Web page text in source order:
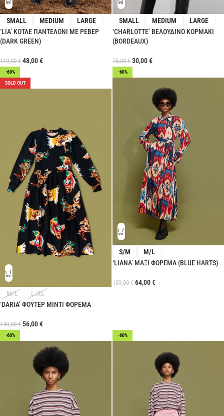
SMALL MEDIUM
LARGE
‘LIA’ ΚΟΤΛΕ ΠΑΝΤΕΛΟΝΙ ΜΕ ΡΕΒΕΡ
(DARK GREEN)
119,00€ 48,00€
SMALL MEDIUM
LARGE
‘CHARLOTTE’ ΒΕΛΟΥΔΙΝΟ ΚΟΡΜΑΚΙ
(BORDEAUX)
75,00€ 30,00€
-60%
SOLD OUT
M/L
L/XL
‘DARIA’ ΦΟΥΤΕΡ ΜΙΝΤΙ ΦΟΡΕΜΑ
140,00€ 56,00€
-60%
S/M
M/L
‘LIANA’ ΜΑΞΙ ΦΟΡΕΜΑ (BLUE HARTS)
159,00€ 64,00€
-60% -60%